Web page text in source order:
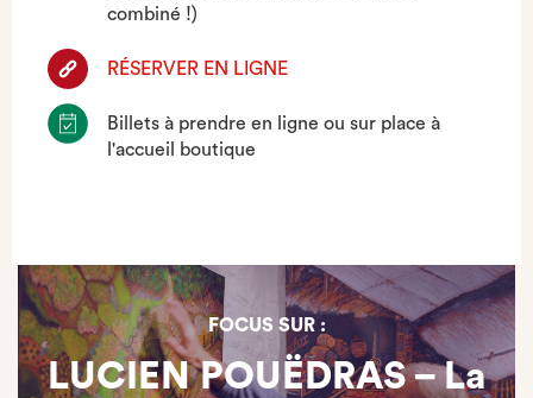
combiné !)
RÉSERVER EN LIGNE
Billets à prendre en ligne ou sur place à
l'accueil boutique
FOCUS SUR :
LUCIEN POUËDRAS – La